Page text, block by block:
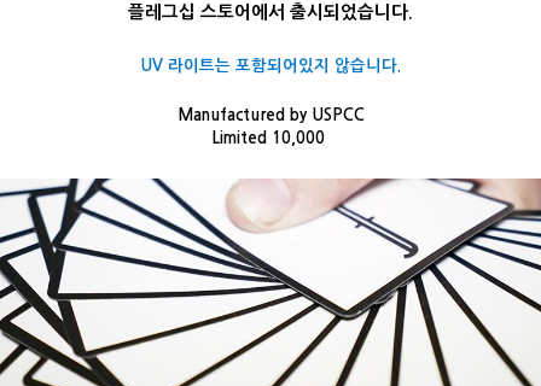
플레그십 스토어에서 출시되었습니다.
UV 라이트는 포함되어있지 않습니다.
Manufactured by USPCC
Limited 10,000